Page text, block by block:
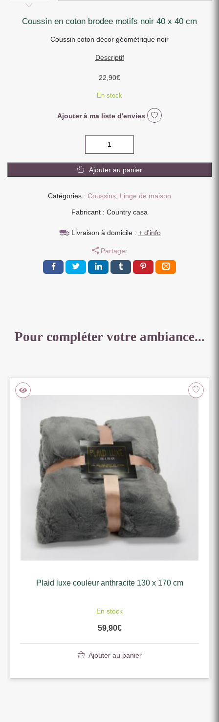
coussin en coton brodee motifs noir 40 x 40 cm
Coussin coton décor géométrique noir
Descriptif
22,90€
En stock
Ajouter à ma liste d'envies
EN
NOIR
X
CM
Ajouter au panier
Catégories : Coussins Linge de maison
Fabricant : Country casa
Livraison à domicile : + d'info
Partager
Pour compléter votre ambiance...
Plaid luxe couleur anthracite 130 x 170 cm
En stock
59,90€
Ajouter au panier